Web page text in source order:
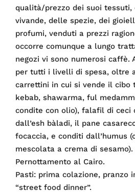
qualità/prezzo dei suoi
vivande, delle spezie, dei
profumi, venduti a prezzi
occorre comunque a lungo
negozi vi sono numerosi caffè.
per tutti i livelli di spesa, oltre
carrettini in cui si vende il cibo
kebab, shawarma, ful
condite con olio), falafil di ceci
dall’esh bàladi, il pane
focaccia, e conditi dall’humus
mescolata a crema di sesamo).
Pernottamento al Cairo.
Pasti: prima colazione, pranzo
“street food dinner”.